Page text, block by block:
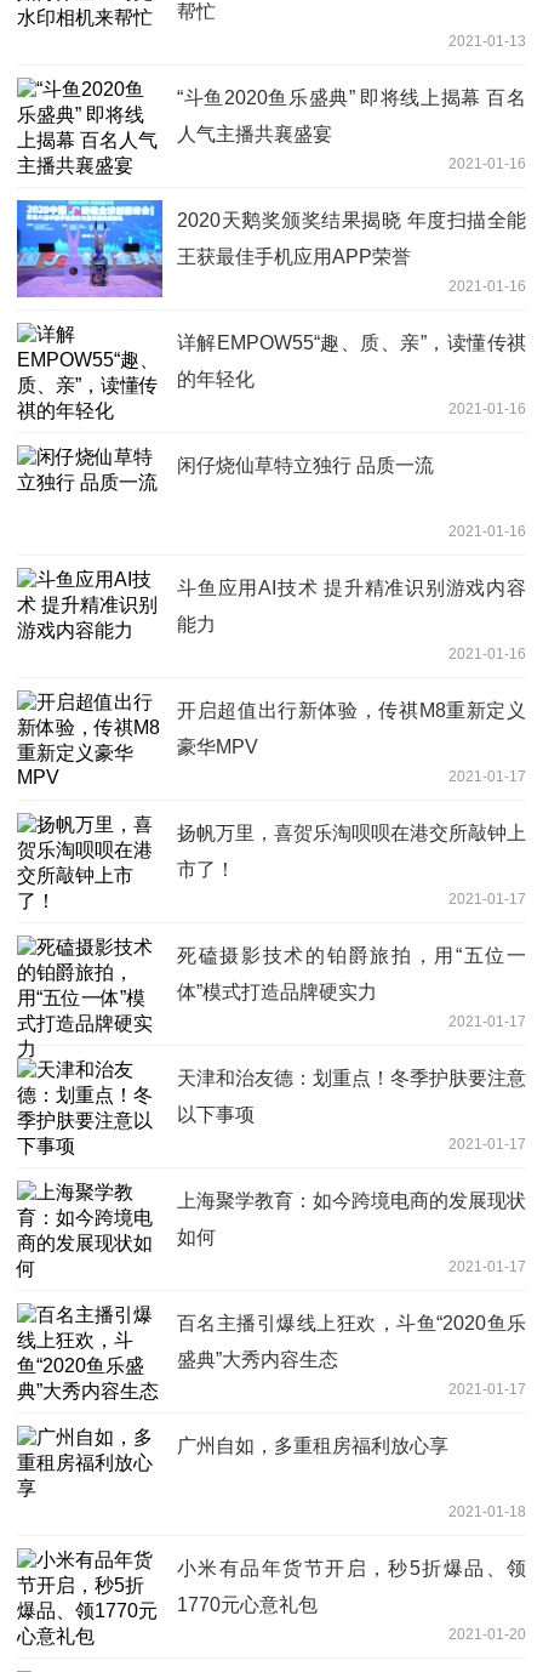
帮忙
2021-01-13
“斗鱼2020鱼乐盛典” 即将线上揭幕 百名
人气主播共襄盛宴
2021-01-16
2020天鹅奖颁奖结果揭晓 年度扫描全能
王获最佳手机应用APP荣誉
2021-01-16
详解EMPOW55“趣、质、亲”，读懂传祺
的年轻化
2021-01-16
闲仔烧仙草特立独行 品质一流
2021-01-16
斗鱼应用AI技术 提升精准识别游戏内容
能力
2021-01-16
开启超值出行新体验，传祺M8重新定义
豪华MPV
2021-01-17
扬帆万里，喜贺乐淘呗呗在港交所敲钟上
市了！
2021-01-17
死磕摄影技术的铂爵旅拍，用“五位一
体”模式打造品牌硬实力
2021-01-17
天津和治友德：划重点！冬季护肤要注意
以下事项
2021-01-17
上海聚学教育：如今跨境电商的发展现状
如何
2021-01-17
百名主播引爆线上狂欢，斗鱼“2020鱼乐
盛典”大秀内容生态
2021-01-17
广州自如，多重租房福利放心享
2021-01-18
小米有品年货节开启，秒5折爆品、领
1770元心意礼包
2021-01-20